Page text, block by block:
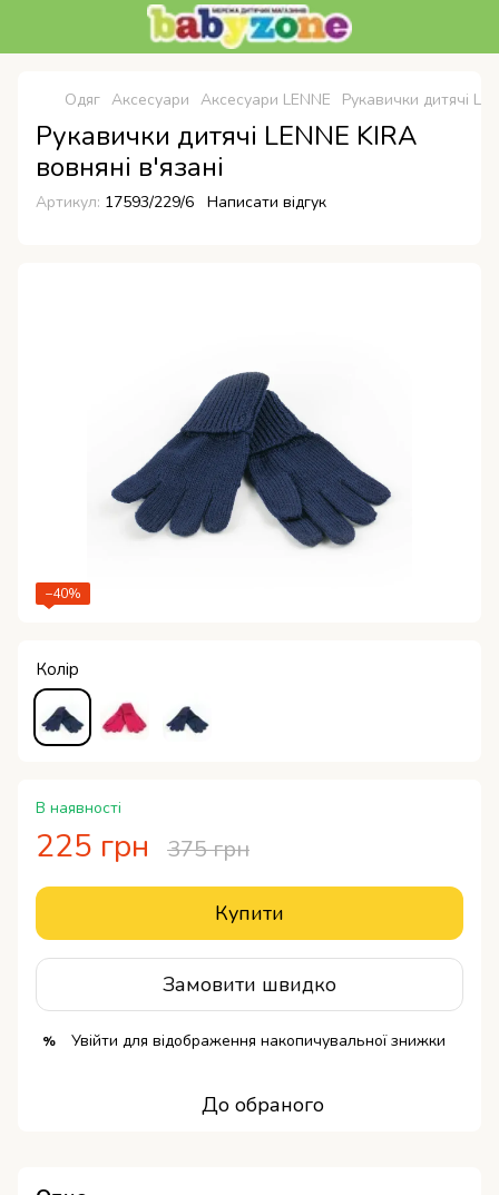
Одяг Аксесуари Аксесуари LENNE Рукавички дитячі
Рукавички дитячі LENNE KIRA
вовняні в'язані
Артикул: 17593/229/6 Написати відгук
−40%
Колір
В наявності
225 грн 375 грн
Купити
Замовити швидко
% Увійти для відображення накопичувальної знижки
До обраного